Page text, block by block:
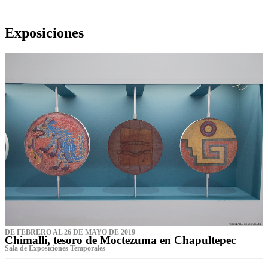
Exposiciones
DE FEBRERO AL 26 DE MAYO DE 2019
Chimalli, tesoro de Moctezuma en Chapultepec
Sala de Exposiciones Temporales